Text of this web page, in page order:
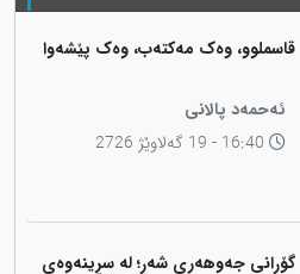
قاسملوو، وەک مەکتەب، وەک پێشەوا
ئەحمەد پالانی
گۆڕانی جەوهەری شەڕ؛ لە سڕینەوەی